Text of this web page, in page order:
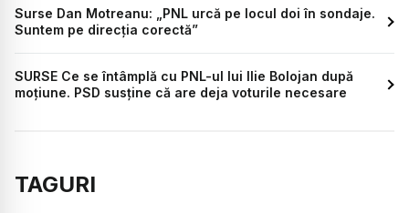
Surse Dan Motreanu: „PNL urcă pe locul doi în sondaje.
Suntem pe direcția corectă”
SURSE Ce se întâmplă cu PNL-ul lui Ilie Bolojan după
moțiune. PSD susține că are deja voturile necesare
TAGURI